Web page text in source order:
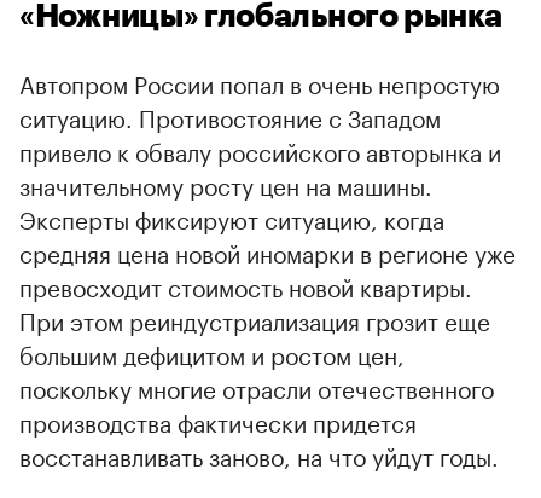
«Ножницы» глобального рынка
Автопром России попал в очень непростую
ситуацию. Противостояние с Западом
привело к обвалу российского авторынка и
значительному росту цен на машины.
Эксперты фиксируют ситуацию, когда
средняя цена новой иномарки в регионе уже
превосходит стоимость новой квартиры.
При этом реиндустриализация грозит еще
большим дефицитом и ростом цен,
поскольку многие отрасли отечественного
производства фактически придется
восстанавливать заново, на что уйдут годы.